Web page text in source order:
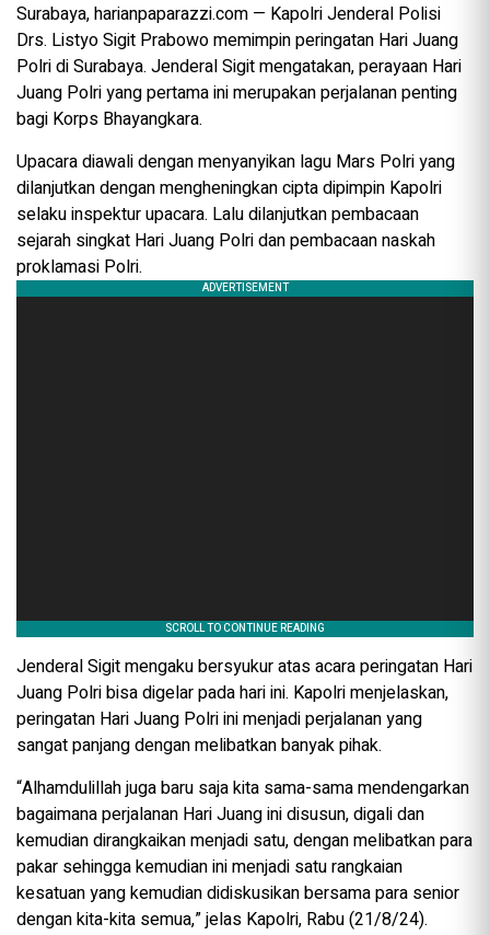
Surabaya, harianpaparazzi.com — Kapolri Jenderal Polisi
Drs. Listyo Sigit Prabowo memimpin peringatan Hari Juang
Polri di Surabaya. Jenderal Sigit mengatakan, perayaan Hari
Juang Polri yang pertama ini merupakan perjalanan penting
bagi Korps Bhayangkara.
Upacara diawali dengan menyanyikan lagu Mars Polri yang
dilanjutkan dengan mengheningkan cipta dipimpin Kapolri
selaku inspektur upacara. Lalu dilanjutkan pembacaan
sejarah singkat Hari Juang Polri dan pembacaan naskah
proklamasi Polri.
Jenderal Sigit mengaku bersyukur atas acara peringatan Hari
Juang Polri bisa digelar pada hari ini. Kapolri menjelaskan,
peringatan Hari Juang Polri ini menjadi perjalanan yang
sangat panjang dengan melibatkan banyak pihak.
“Alhamdulillah juga baru saja kita sama-sama mendengarkan
bagaimana perjalanan Hari Juang ini disusun, digali dan
kemudian dirangkaikan menjadi satu, dengan melibatkan para
pakar sehingga kemudian ini menjadi satu rangkaian
kesatuan yang kemudian didiskusikan bersama para senior
dengan kita-kita semua,” jelas Kapolri, Rabu (21/8/24).